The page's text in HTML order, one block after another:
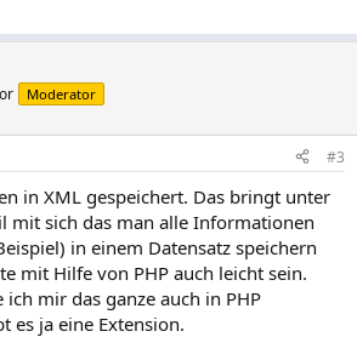
Moderator
#3
in XML gespeichert. Das bringt unter
mit sich das man alle Informationen
in einem Datensatz speichern
mit Hilfe von PHP auch leicht sein.
mir das ganze auch in PHP
es ja eine Extension.